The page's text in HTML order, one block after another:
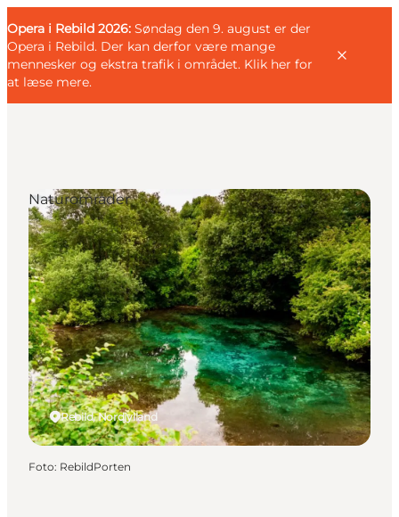
Opera i Rebild 2026: Søndag den 9. august er der
Opera i Rebild. Der kan derfor være mange
mennesker og ekstra trafik i området. Klik her for
at læse mere.
Familien
Parret
Livsnyderen
Motionisten
DET SKER
KORT OG FOLDERE
PLANLÆG DIN TUR
GæstDeutsch
Rebild, Nordjylland
Naturområder
Foto: RebildPorten